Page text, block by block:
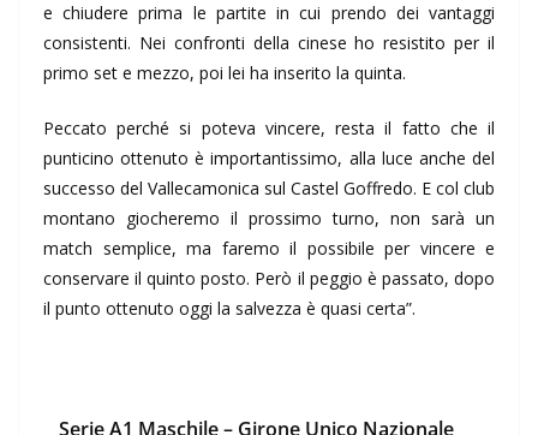
e chiudere prima le partite in cui prendo dei vantaggi
consistenti. Nei confronti della cinese ho resistito per il
primo set e mezzo, poi lei ha inserito la quinta.
Peccato perché si poteva vincere, resta il fatto che il
punticino ottenuto è importantissimo, alla luce anche del
successo del Vallecamonica sul Castel Goffredo. E col club
montano giocheremo il prossimo turno, non sarà un
match semplice, ma faremo il possibile per vincere e
conservare il quinto posto. Però il peggio è passato, dopo
il punto ottenuto oggi la salvezza è quasi certa”.
Serie A1 Maschile – Girone Unico Nazionale